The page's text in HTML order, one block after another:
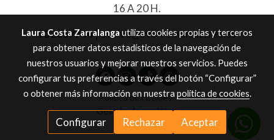
16 A 20 H.
932657744|evolve@evolve-miniatures.es
Política de cookies
Gestión de cookies
Laura Costa Zarralanga utiliza cookies propias y terceros
para obtener datos estadísticos de la navegación de
nuestros usuarios y mejorar nuestros servicios. Puedes
configurar tus preferencias a través del botón “Configurar”
o obtener más información en nuestra política de cookies.
Configurar Rechazar Aceptar